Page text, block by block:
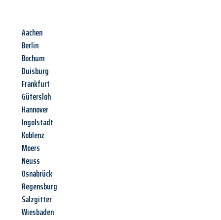
Aachen
Berlin
Bochum
Duisburg
Frankfurt
Gütersloh
Hannover
Ingolstadt
Koblenz
Moers
Neuss
Osnabrück
Regensburg
Salzgitter
Wiesbaden